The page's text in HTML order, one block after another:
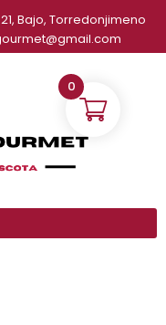
Bajo, Torredonjimeno
0